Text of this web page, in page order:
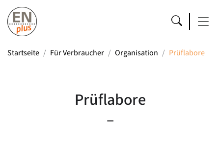
Startseite Für Verbraucher Organisation Prüflabore
Prüflabore
–